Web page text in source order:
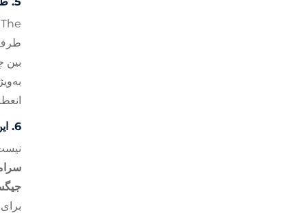
The
طرف
بین
6.